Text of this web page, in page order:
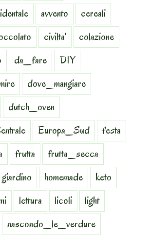
avvento
cereali
civilta'
colazione
da_fare
DIY
dove_mangiare
dutch_oven
Europa_Sud
festa
frutta
frutta_secca
giardino homemade
keto
lettura licoli
light
nascondo_le_verdure